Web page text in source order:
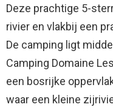
Deze prachtige 5-
rivier en vlakbij een
De camping ligt
Camping Domaine
een bosrijke
waar een kleine